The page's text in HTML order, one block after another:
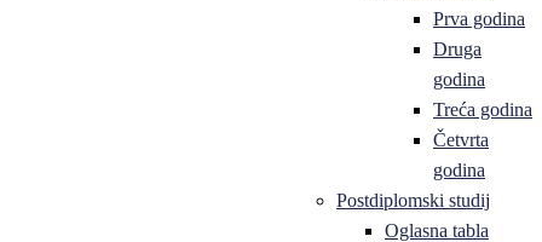
Prva godina
Druga
godina
Treća godina
Četvrta
godina
Postdiplomski studij
Oglasna tabla